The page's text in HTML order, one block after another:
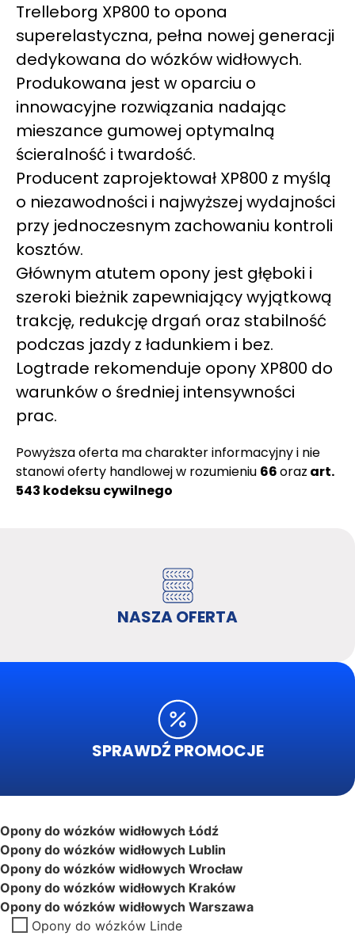
NASZA OFERTA
SPRAWDŹ PROMOCJE
Opony do wózków widłowych Łódź
Opony do wózków widłowych Lublin
Opony do wózków widłowych Wrocław
Opony do wózków widłowych Kraków
Opony do wózków widłowych Warszawa
Opony do wózków Linde
Trelleborg XP800 to opona
superelastyczna, pełna nowej generacji
dedykowana do wózków widłowych.
Produkowana jest w oparciu o
innowacyjne rozwiązania nadając
mieszance gumowej optymalną
ścieralność i twardość.
Producent zaprojektował XP800 z myślą
o niezawodności i najwyższej wydajności
przy jednoczesnym zachowaniu kontroli
kosztów.
Głównym atutem opony jest głęboki i
szeroki bieżnik zapewniający wyjątkową
trakcję, redukcję drgań oraz stabilność
podczas jazdy z ładunkiem i bez.
Logtrade rekomenduje opony XP800 do
warunków o średniej intensywności
prac.
Powyższa oferta ma charakter informacyjny i nie
stanowi oferty handlowej w rozumieniu 66oraz art.
543 kodeksu cywilnego